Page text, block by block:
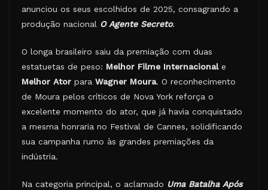
anunciou os seus escolhidos de 2025, consagrando a
produção nacional O Agente Secreto.
O longa brasileiro saiu da premiação com duas
estatuetas de peso: Melhor Filme Internacionale
Melhor Ator para Wagner Moura. O reconhecimento
de Moura pelos críticos de Nova York reforça o
excelente momento do ator, que já havia conquistado
a mesma honraria no Festival de Cannes, solidificando
sua campanha rumo às grandes premiações da
indústria.
Na categoria principal, o aclamado Uma Batalha Após